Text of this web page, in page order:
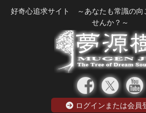
好奇心追求サイト ～あなたも常識の向
せんか？～
ログインまたは会員